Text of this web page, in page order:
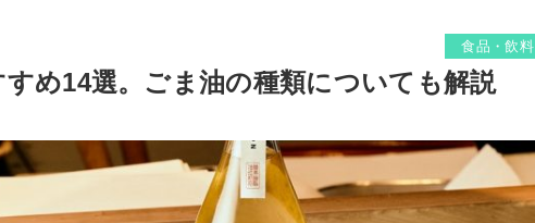
食品・飲料
め14選。ごま油の種類についても解説